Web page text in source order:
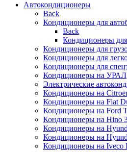
Автокондиционеры
Back
Кондиционеры для
Back
Кондиционеры
Кондиционеры для
Кондиционеры для
Кондиционеры для
Кондиционеры на УРАЛ
Электрические
Кондиционеры на
Кондиционеры на Fiat
Кондиционеры на Ford
Кондиционеры на Hino
Кондиционеры на
Кондиционеры на
Кондиционеры на Iveco